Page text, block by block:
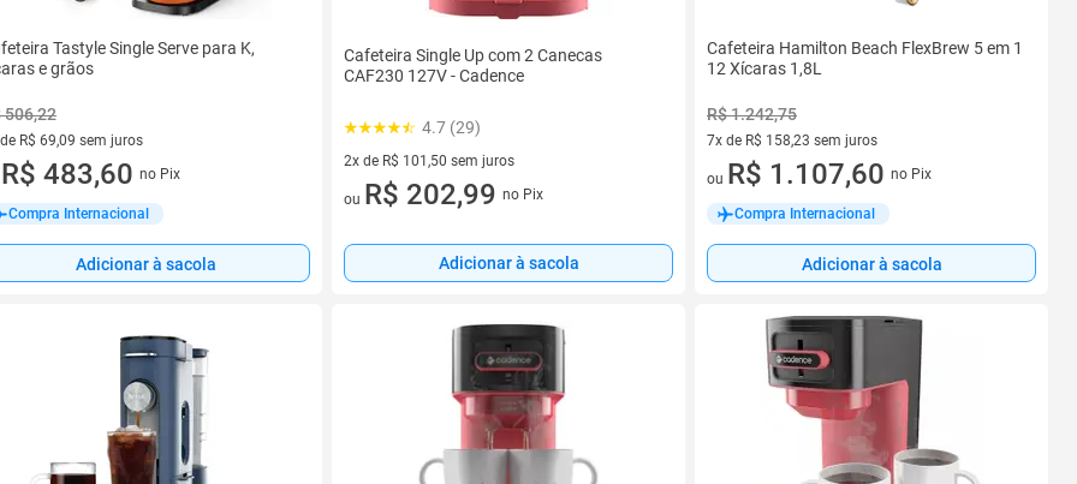
Tastyle Single Serve para K,
e grãos
506,22
R$ 69,09 sem juros
de R$ 69,09 sem juros
R$ 483,60 no Pix
Compra Internacional
Adicionar à sacola
Cafeteira Single Up com 2 Canecas
CAF230 127V - Cadence
4.7 (29)
2x de R$ 101,50 sem juros
2 vez de R$ 101,50 sem juros
ou R$ 202,99 no Pix
Adicionar à sacola
Cafeteira Hamilton Beach FlexBrew 5 em 1
12 Xícaras 1,8L
R$ 1.242,75
7x de R$ 158,23 sem juros
7 vez de R$ 158,23 sem juros
ou R$ 1.107,60 no Pix
Compra Internacional
Adicionar à sacola